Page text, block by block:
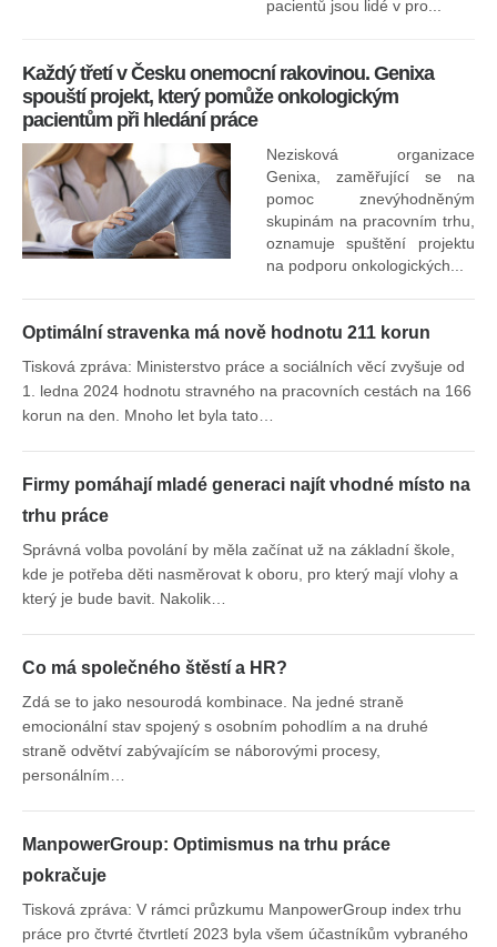
pacientů jsou lidé v pro...
Každý třetí v Česku onemocní rakovinou. Genixa
spouští projekt, který pomůže onkologickým
pacientům při hledání práce
Nezisková organizace
Genixa, zaměřující se na
pomoc znevýhodněným
skupinám na pracovním trhu,
oznamuje spuštění projektu
na podporu onkologických...
Optimální stravenka má nově hodnotu 211 korun
Tisková zpráva: Ministerstvo práce a sociálních věcí zvyšuje od
1. ledna 2024 hodnotu stravného na pracovních cestách na 166
korun na den. Mnoho let byla tato…
Firmy pomáhají mladé generaci najít vhodné místo na
trhu práce
Správná volba povolání by měla začínat už na základní škole,
kde je potřeba děti nasměrovat k oboru, pro který mají vlohy a
který je bude bavit. Nakolik…
Co má společného štěstí a HR?
Zdá se to jako nesourodá kombinace. Na jedné straně
emocionální stav spojený s osobním pohodlím a na druhé
straně odvětví zabývajícím se náborovými procesy,
personálním…
ManpowerGroup: Optimismus na trhu práce
pokračuje
Tisková zpráva: V rámci průzkumu ManpowerGroup index trhu
práce pro čtvrté čtvrtletí 2023 byla všem účastníkům vybraného